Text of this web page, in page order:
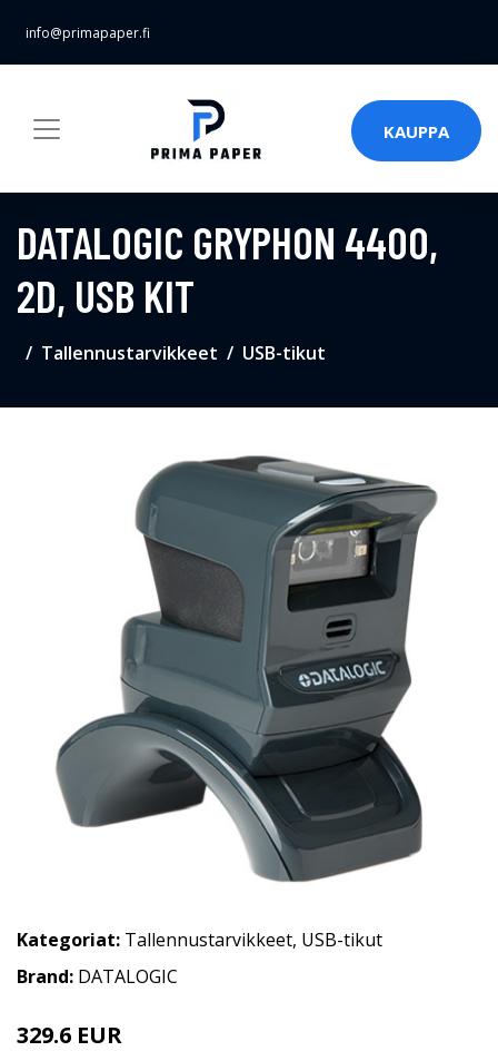
info@primapaper.fi
KAUPPA
DATALOGIC GRYPHON 4400,
2D, USB KIT
Tallennustarvikkeet USB-tikut
Kategoriat: Tallennustarvikkeet, USB-tikut
Brand: DATALOGIC
329.6 EUR